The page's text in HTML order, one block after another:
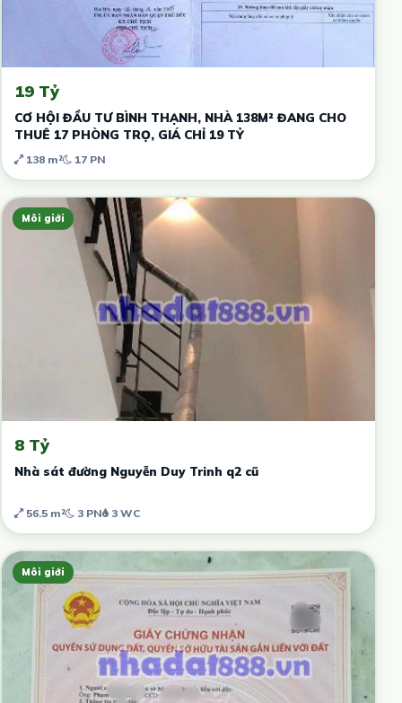
19 Tỷ
CƠ HỘI ĐẦU TƯ BÌNH THẠNH, NHÀ 138M² ĐANG CHO
THUÊ 17 PHÒNG TRỌ, GIÁ CHỈ 19 TỶ
138 m² 17 PN
Môi giới
8 Tỷ
Nhà sát đường Nguyễn Duy Trinh q2 cũ
56.5 m² 3 PN 3 WC
Môi giới